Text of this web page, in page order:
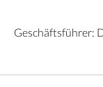
Geschäftsführer: